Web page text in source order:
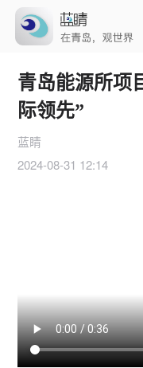
青岛能源所项
际领先”
蓝睛
2024-08-31 12:14